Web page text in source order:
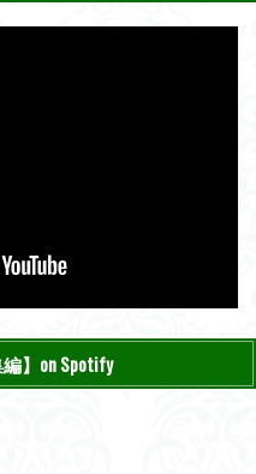
編】on Spotify